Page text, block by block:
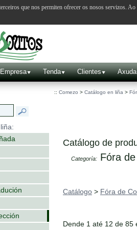
Empresa Tenda Clientes Axuda
:: Comezo > Catálogo en liña >
Catálogo de
Categoría: Fóra
Catálogo > Fóra de
Dende 1 até 12 de 85
que nos permiten ofrecer os nosos servizos.